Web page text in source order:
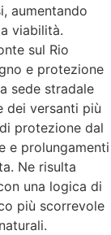
aumentando
viabilità.
sul Rio
e protezione
sede stradale
dei versanti più
protezione dal
e prolungamenti
Ne risulta
una logica di
più scorrevole